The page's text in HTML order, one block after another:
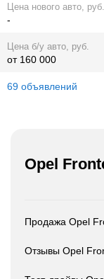
Цена нового авто, руб.
-
Цена б/у авто, руб.
от 160 000
69 объявлений
Opel
Продажа Opel
Отзывы Opel